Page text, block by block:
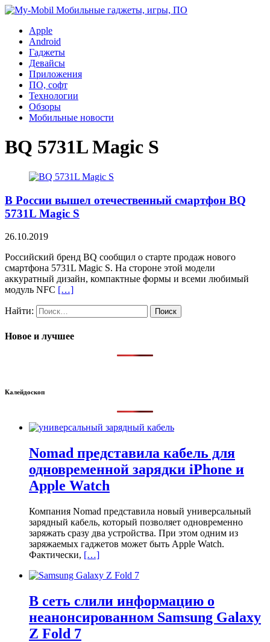
Apple
Android
Гаджеты
Девайсы
Приложения
ПО, софт
Технологии
Обзоры
Мобильные новости
BQ 5731L Magic S
В России вышел отечественный смартфон BQ
5731L Magic S
26.10.2019
Российский бренд BQ сообщил о старте продаж нового
смартфона 5731L Magic S. На стороне этой модели
аккуратный дизайн, компактные формы и всеми любимый
модуль NFC […]
Найти:
Новое и лучшее
Калейдоскоп
Nomad представила кабель для
одновременной зарядки iPhone и
Apple Watch
Компания Nomad представила новый универсальный
зарядный кабель, который позволяет одновременно
заряжать сразу два устройства. При этом одним из
заряжаемых гаджетов может быть Apple Watch.
Фактически, […]
В сеть слили информацию о
неанонсированном Samsung Galaxy
Z Fold 7